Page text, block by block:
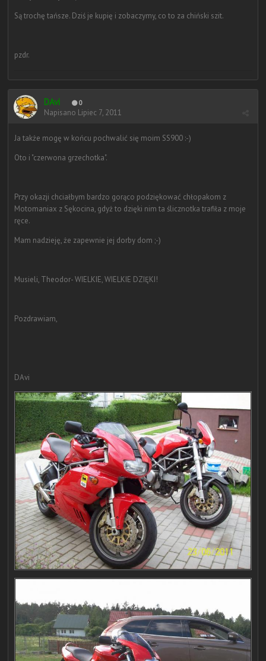
Są trochę tańsze. Dziś je kupię i zobaczymy, co to za chiński szit.
pzdr.
DAvi 0
Napisano Lipiec 7, 2011
Ja także mogę w końcu pochwalić się moim SS900 :-)
Oto i "czerwona grzechotka".
Przy okazji chciałbym bardzo gorąco podziękować chłopakom z
Motomaniax z Sękocina, gdyż to dzięki nim ta ślicznotka trafiła z moje
ręce.
Mam nadzieję, że zapewnie jej dorby dom ;-)
Musieli, Theodor- WIELKIE, WIELKIE DZIĘKI!
Pozdrawiam,
DAvi